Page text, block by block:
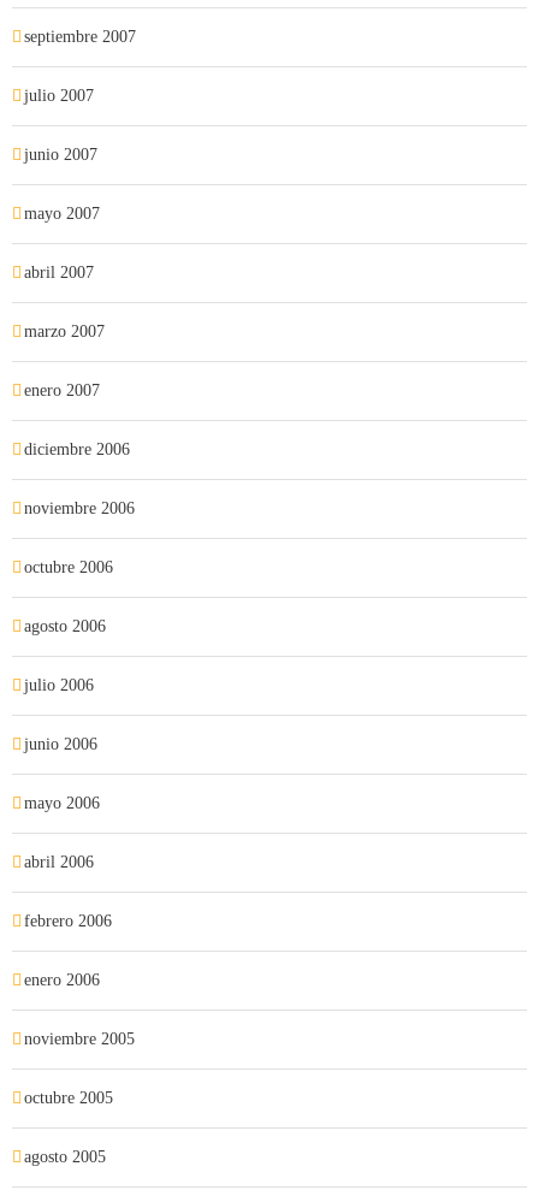
septiembre 2007
julio 2007
junio 2007
mayo 2007
abril 2007
marzo 2007
enero 2007
diciembre 2006
noviembre 2006
octubre 2006
agosto 2006
julio 2006
junio 2006
mayo 2006
abril 2006
febrero 2006
enero 2006
noviembre 2005
octubre 2005
agosto 2005